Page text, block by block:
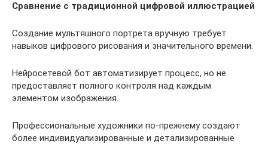
Сравнение с традиционной цифровой иллюстрацией
Создание мультяшного портрета вручную требует
навыков цифрового рисования и значительного времени.
Нейросетевой бот автоматизирует процесс, но не
предоставляет полного контроля над каждым
элементом изображения.
Профессиональные художники по-прежнему создают
более индивидуализированные и детализированные